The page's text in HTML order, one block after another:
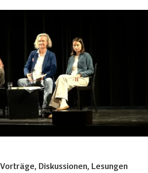
Vorträge, Diskussionen, Lesungen